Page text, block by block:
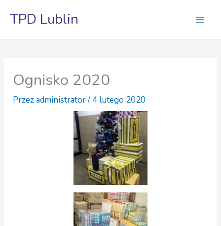
treści
TPD Lublin
Ognisko 2020
Przezadministrator/ 4 lutego 2020